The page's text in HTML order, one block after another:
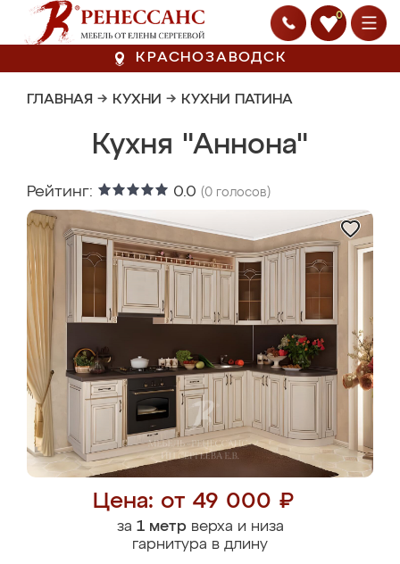
0
КРАСНОЗАВОДСК
ГЛАВНАЯ → КУХНИ → КУХНИ ПАТИНА
Кухня "Аннона"
Рейтинг: 0.0 (0 голосов)
Цена: от 49 000 ₽
за 1 метрверха и низа
гарнитура в длину